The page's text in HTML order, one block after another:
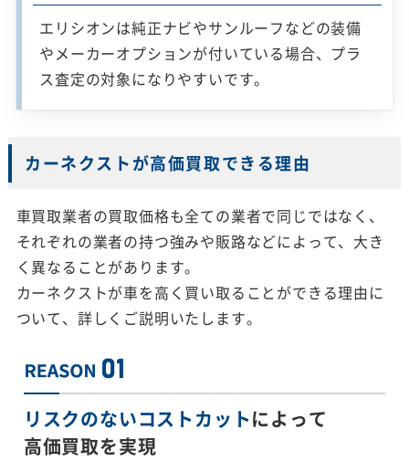
エリシオンは純正ナビやサンルーフなどの装備
やメーカーオプションが付いている場合、プラ
ス査定の対象になりやすいです。
カーネクストが高価買取できる理由
車買取業者の買取価格も全ての業者で同じではなく、
それぞれの業者の持つ強みや販路などによって、大き
く異なることがあります。
カーネクストが車を高く買い取ることができる理由に
ついて、詳しくご説明いたします。
リスクのないコストカットによって
高価買取を実現